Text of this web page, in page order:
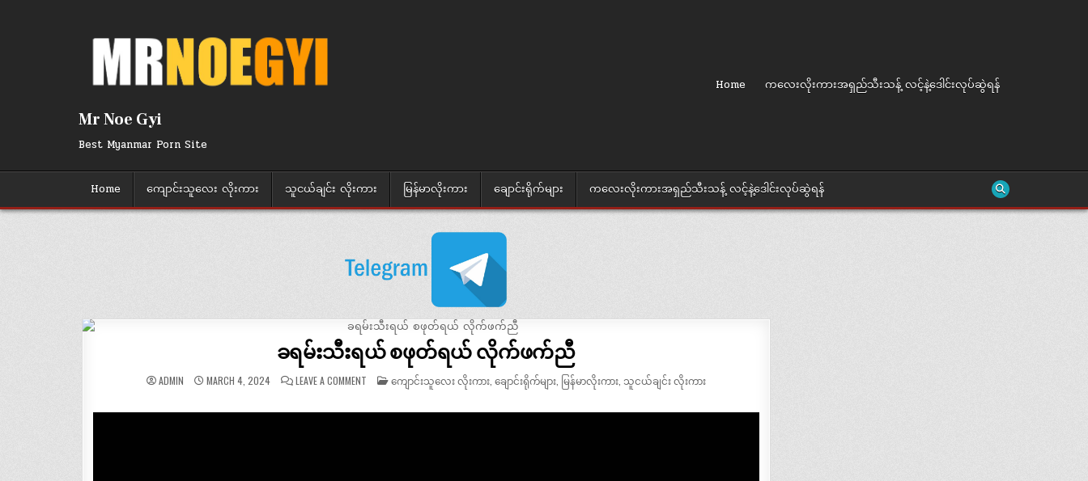
Mr Noe Gyi
Best Myanmar Porn Site
Home ကလေးလိုးကားအရှည်သီးသန့် လင့်နဲ့ဒေါင်းလုပ်ဆွဲရန်
Home ကျောင်းသူလေး လိုးကား သူငယ်ချင်း လိုးကား မြန်မာလိုးကား ချောင်းရိုက်များ ကလေးလိုးကားအရှည်သီးသန့် လင့်နဲ့ဒေါင်းလုပ်ဆွဲရန်
ခရမ်းသီးရယ် စဖုတ်ရယ် လိုက်ဖက်ညီ
ADMIN MARCH 4, 2024 LEAVE A COMMENTON
ခရမ်းသီး
POSTED
IN
ကျောင်းသူလေး လိုးကား, ချောင်းရိုက်များ, မြန်မာလိုးကား, သူငယ်ချင်း လိုးကား